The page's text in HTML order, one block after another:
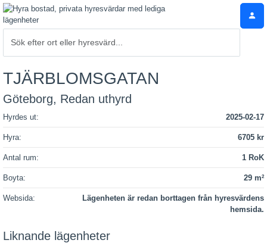
TJÄRBLOMSGATAN
Göteborg, Redan uthyrd
Hyrdes ut: 2025-02-17
Hyra: 6705 kr
Antal rum: 1 RoK
Boyta: 29 m2
Websida:
Lägenheten är redan borttagen från hyresvärdens
hemsida.
Liknande lägenheter